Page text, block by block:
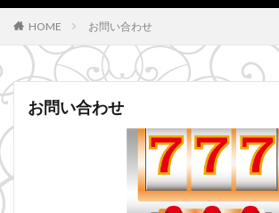
HOME お問い合わせ
お問い合わせ